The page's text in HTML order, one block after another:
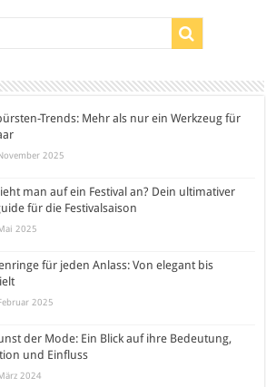
Trends: Mehr als nur ein Werkzeug für
2025
man auf ein Festival an? Dein ultimativer
für die Festivalsaison
2025
für jeden Anlass: Von elegant bis
2025
der Mode: Ein Blick auf ihre Bedeutung,
und Einfluss
2024